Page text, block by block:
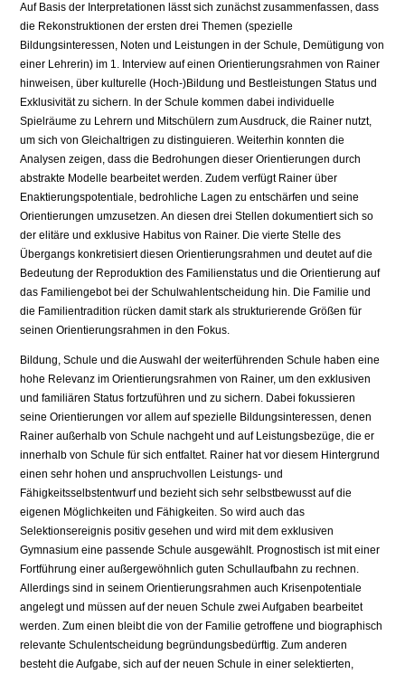
Auf Basis der Interpretationen lässt sich zunächst zusammenfassen, dass
die Rekonstruktionen der ersten drei Themen (spezielle
Bildungsinteressen, Noten und Leistungen in der Schule, Demütigung von
einer Lehrerin) im 1. Interview auf einen Orientierungsrahmen von Rainer
hinweisen, über kulturelle (Hoch-)Bildung und Bestleistungen Status und
Exklusivität zu sichern. In der Schule kommen dabei individuelle
Spielräume zu Lehrern und Mitschülern zum Ausdruck, die Rainer nutzt,
um sich von Gleichaltrigen zu distinguieren. Weiterhin konnten die
Analysen zeigen, dass die Bedrohungen dieser Orientierungen durch
abstrakte Modelle bearbeitet werden. Zudem verfügt Rainer über
Enaktierungspotentiale, bedrohliche Lagen zu entschärfen und seine
Orientierungen umzusetzen. An diesen drei Stellen dokumentiert sich so
der elitäre und exklusive Habitus von Rainer. Die vierte Stelle des
Übergangs konkretisiert diesen Orientierungsrahmen und deutet auf die
Bedeutung der Reproduktion des Familienstatus und die Orientierung auf
das Familiengebot bei der Schulwahlentscheidung hin. Die Familie und
die Familientradition rücken damit stark als strukturierende Größen für
seinen Orientierungsrahmen in den Fokus.
Bildung, Schule und die Auswahl der weiterführenden Schule haben eine
hohe Relevanz im Orientierungsrahmen von Rainer, um den exklusiven
und familiären Status fortzuführen und zu sichern. Dabei fokussieren
seine Orientierungen vor allem auf spezielle Bildungsinteressen, denen
Rainer außerhalb von Schule nachgeht und auf Leistungsbezüge, die er
innerhalb von Schule für sich entfaltet. Rainer hat vor diesem Hintergrund
einen sehr hohen und anspruchvollen Leistungs- und
Fähigkeitsselbstentwurf und bezieht sich sehr selbstbewusst auf die
eigenen Möglichkeiten und Fähigkeiten. So wird auch das
Selektionsereignis positiv gesehen und wird mit dem exklusiven
Gymnasium eine passende Schule ausgewählt. Prognostisch ist mit einer
Fortführung einer außergewöhnlich guten Schullaufbahn zu rechnen.
Allerdings sind in seinem Orientierungsrahmen auch Krisenpotentiale
angelegt und müssen auf der neuen Schule zwei Aufgaben bearbeitet
werden. Zum einen bleibt die von der Familie getroffene und biographisch
relevante Schulentscheidung begründungsbedürftig. Zum anderen
besteht die Aufgabe, sich auf der neuen Schule in einer selektierten,